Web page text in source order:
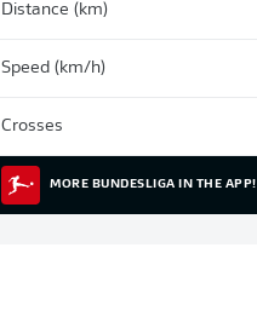
Distance (km)
Speed (km/h)
Crosses
MORE BUNDESLIGA IN THE APP!